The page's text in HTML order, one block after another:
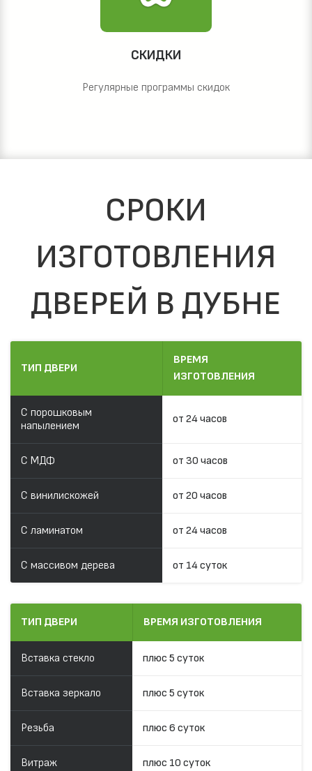
СКИДКИ
Регулярные программы скидок
СРОКИ
ИЗГОТОВЛЕНИЯ
ДВЕРЕЙ В ДУБНЕ
ТИП ДВЕРИ
ВРЕМЯ
ИЗГОТОВЛЕНИЯ
С порошковым
напылением
от 24 часов
С МДФ от 30 часов
С винилискожей от 20 часов
С ламинатом от 24 часов
С массивом дерева от 14 суток
ТИП ДВЕРИ ВРЕМЯ ИЗГОТОВЛЕНИЯ
Вставка стекло плюс 5 суток
Вставка зеркало плюс 5 суток
Резьба плюс 6 суток
Витраж плюс 10 суток